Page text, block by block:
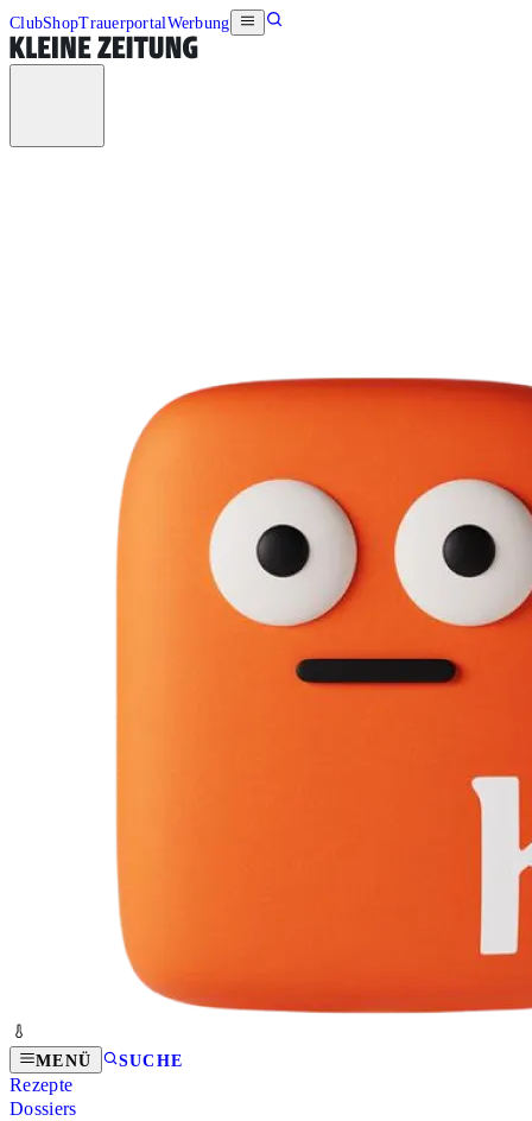
ClubShopTrauerportalWerbung
MENÜ SUCHE
Rezepte
Dossiers